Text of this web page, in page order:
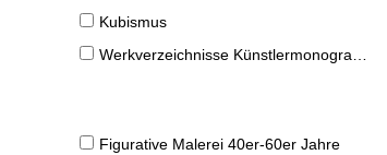
Kubismus
Werkverzeichnisse Künstlermonographien
Figurative Malerei 40er-60er Jahre